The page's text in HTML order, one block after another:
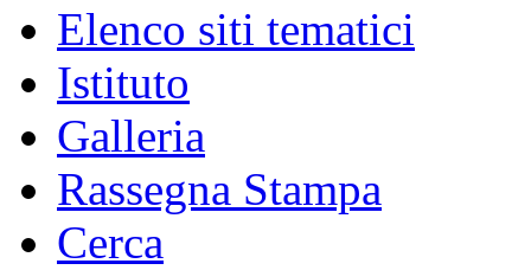
Elenco siti tematici
Istituto
Galleria
Rassegna Stampa
Cerca